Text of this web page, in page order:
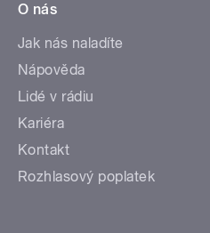
O nás
Jak nás naladíte
Nápověda
Lidé v rádiu
Kariéra
Kontakt
Rozhlasový poplatek